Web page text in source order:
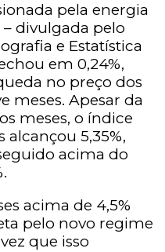
pela energia
divulgada pelo
e Estatística
em 0,24%,
no preço dos
meses. Apesar da
meses, o índice
5,35%,
acima do
acima de 4,5%
pelo novo regime
que isso